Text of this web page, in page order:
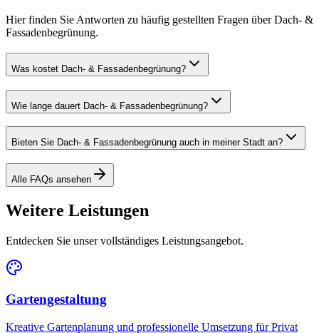
Hier finden Sie Antworten zu häufig gestellten Fragen über Dach- &
Fassadenbegrünung.
Was kostet Dach- & Fassadenbegrünung?
Wie lange dauert Dach- & Fassadenbegrünung?
Bieten Sie Dach- & Fassadenbegrünung auch in meiner Stadt an?
Alle FAQs ansehen
Weitere Leistungen
Entdecken Sie unser vollständiges Leistungsangebot.
Gartengestaltung
Kreative Gartenplanung und professionelle Umsetzung für Privat